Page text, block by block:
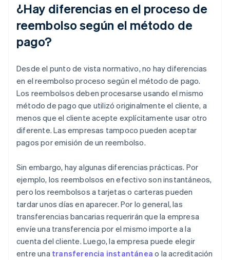
¿Hay diferencias en el proceso de
reembolso según el método de
pago?
Desde el punto de vista normativo, no hay diferencias
en el reembolso proceso según el método de pago.
Los reembolsos deben procesarse usando el mismo
método de pago que utilizó originalmente el cliente, a
menos que el cliente acepte explícitamente usar otro
diferente. Las empresas tampoco pueden aceptar
pagos por emisión de un reembolso.
Sin embargo, hay algunas diferencias prácticas. Por
ejemplo, los reembolsos en efectivo son instantáneos,
pero los reembolsos a tarjetas o carteras pueden
tardar unos días en aparecer. Por lo general, las
transferencias bancarias requerirán que la empresa
envíe una transferencia por el mismo importe a la
cuenta del cliente. Luego, la empresa puede elegir
entre una transferencia instantánea o la acreditación